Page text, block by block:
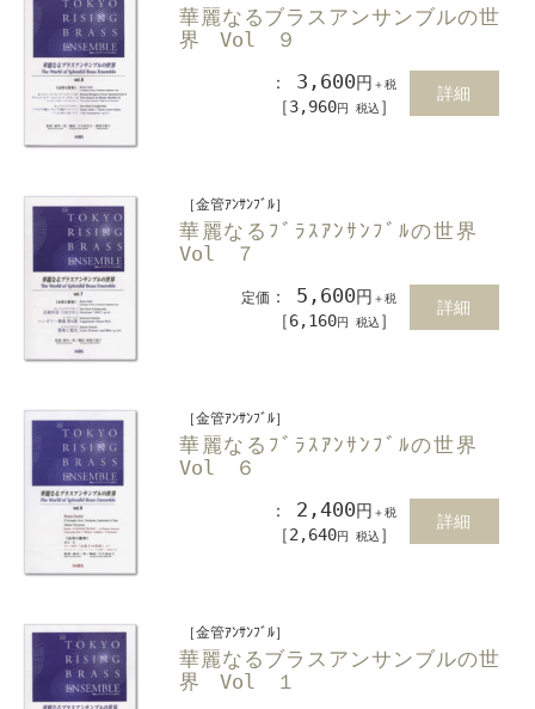
華麗なるブラスアンサンブルの世
界 Vol ９
： 3,600円 ＋税
［3,960円 税込 ］
詳細
［金管ｱﾝｻﾝﾌﾞﾙ］
華麗なるﾌﾞﾗｽｱﾝｻﾝﾌﾞﾙの世界
Vol ７
定価 ： 5,600円 ＋税
［6,160円 税込 ］
詳細
［金管ｱﾝｻﾝﾌﾞﾙ］
華麗なるﾌﾞﾗｽｱﾝｻﾝﾌﾞﾙの世界
Vol ６
： 2,400円 ＋税
［2,640円 税込 ］
詳細
［金管ｱﾝｻﾝﾌﾞﾙ］
華麗なるブラスアンサンブルの世
界 Vol １